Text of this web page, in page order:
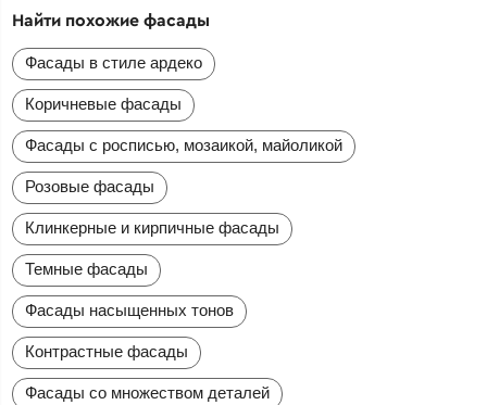
Найти похожие фасады
Фасады в стиле ардеко
Коричневые фасады
Фасады с росписью, мозаикой, майоликой
Розовые фасады
Клинкерные и кирпичные фасады
Темные фасады
Фасады насыщенных тонов
Контрастные фасады
Фасады со множеством деталей